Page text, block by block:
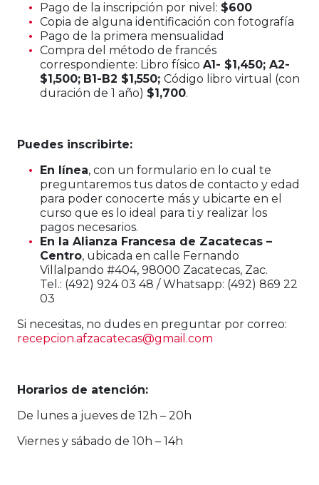
Pago de la inscripción por nivel: $600
Copia de alguna identificación con fotografía
Pago de la primera mensualidad
Compra del método de francés
correspondiente: Libro físico A1- $1,450; A2-
$1,500; B1-B2 $1,550; Código libro virtual (con
duración de 1 año) $1,700.
Puedes inscribirte:
En línea, con un formulario en lo cual te
preguntaremos tus datos de contacto y edad
para poder conocerte más y ubicarte en el
curso que es lo ideal para ti y realizar los
pagos necesarios.
En la Alianza Francesa de Zacatecas –
Centro, ubicada en calle Fernando
Villalpando #404, 98000 Zacatecas, Zac.
Tel.: (492) 924 03 48 / Whatsapp: (492) 869 22
03
Si necesitas, no dudes en preguntar por correo:
recepcion.afzacatecas@gmail.com
Horarios de atención:
De lunes a jueves de 12h – 20h
Viernes y sábado de 10h – 14h